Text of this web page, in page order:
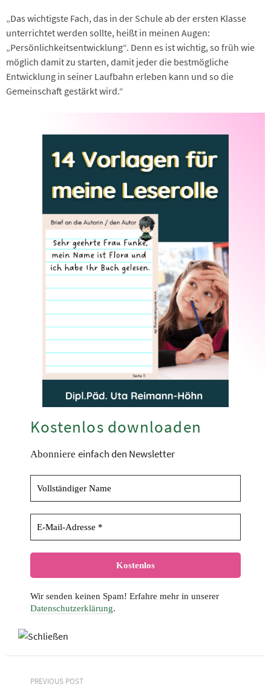
„Das wichtigste Fach, das in der Schule ab der ersten Klasse
unterrichtet werden sollte, heißt in meinen Augen:
„Persönlichkeitsentwicklung“. Denn es ist wichtig, so früh wie
möglich damit zu starten, damit jeder die bestmögliche
Entwicklung in seiner Laufbahn erleben kann und so die
Gemeinschaft gestärkt wird.“
Kostenlos downloaden
Abonniere einfach den Newsletter
Wir senden keinen Spam! Erfahre mehr in unserer
Datenschutzerklärung.
PREVIOUS POST